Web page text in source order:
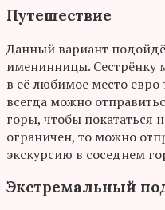
Путешествие
Данный вариант
именинницы. Сестрёнку
в её любимое место
всегда можно
горы, чтобы покататься
ограничен, то можно
экскурсию в соседнем
Экстремальный